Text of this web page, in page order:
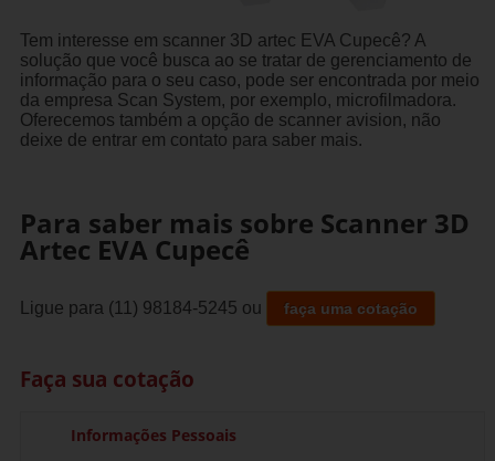
Tem interesse em scanner 3D artec EVA Cupecê? A
solução que você busca ao se tratar de gerenciamento de
informação para o seu caso, pode ser encontrada por meio
da empresa Scan System, por exemplo, microfilmadora.
Oferecemos também a opção de scanner avision, não
deixe de entrar em contato para saber mais.
Para saber mais sobre Scanner 3D
Artec EVA Cupecê
Ligue para (11) 98184-5245 ou faça uma cotação
Faça sua cotação
Informações Pessoais